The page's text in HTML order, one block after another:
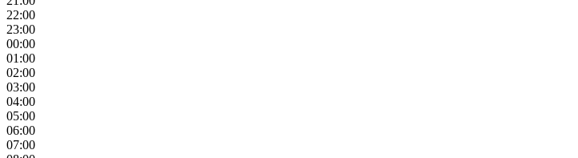
22:00
23:00
00:00
01:00
02:00
03:00
04:00
05:00
06:00
07:00